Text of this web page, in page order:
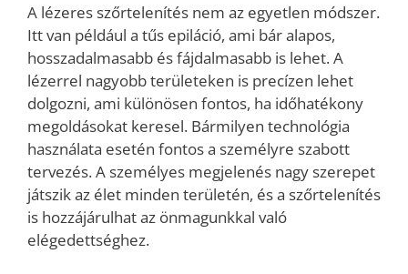
A lézeres szőrtelenítés nem az egyetlen módszer.
Itt van például a tűs epiláció, ami bár alapos,
hosszadalmasabb és fájdalmasabb is lehet. A
lézerrel nagyobb területeken is precízen lehet
dolgozni, ami különösen fontos, ha időhatékony
megoldásokat keresel. Bármilyen technológia
használata esetén fontos a személyre szabott
tervezés. A személyes megjelenés nagy szerepet
játszik az élet minden területén, és a szőrtelenítés
is hozzájárulhat az önmagunkkal való
elégedettséghez.